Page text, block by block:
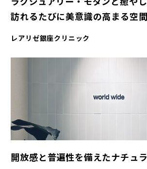
訪れるたびに美意識の高まる空間
レアリゼ銀座クリニック
開放感と普遍性を備えたナチュ